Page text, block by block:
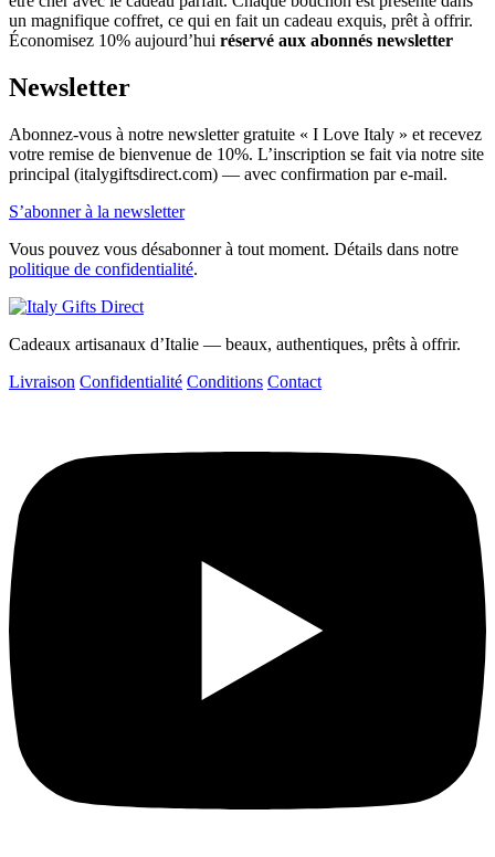
un magnifique coffret, ce qui en fait un cadeau exquis, prêt à offrir.
Économisez 10% aujourd’hui réservé aux abonnés newsletter
Newsletter
Abonnez-vous à notre newsletter gratuite « I Love Italy » et recevez
votre remise de bienvenue de 10%. L’inscription se fait via notre site
principal (italygiftsdirect.com) — avec confirmation par e-mail.
S’abonner à la newsletter
Vous pouvez vous désabonner à tout moment. Détails dans notre
politique de confidentialité.
Cadeaux artisanaux d’Italie — beaux, authentiques, prêts à offrir.
Livraison Confidentialité Conditions Contact